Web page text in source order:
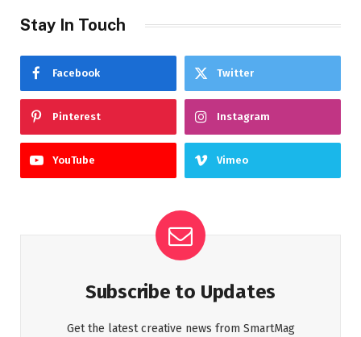
Stay In Touch
Facebook Twitter
Pinterest Instagram
YouTube Vimeo
Subscribe to Updates
Get the latest creative news from SmartMag